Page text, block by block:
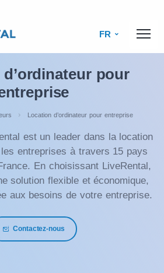
FR
pour
Location d’ordinateur pour entreprise
est un leader dans la location
les entreprises à travers 15 pays
En choisissant LiveRental,
solution flexible et économique,
aux besoins de votre entreprise.
Contactez-nous